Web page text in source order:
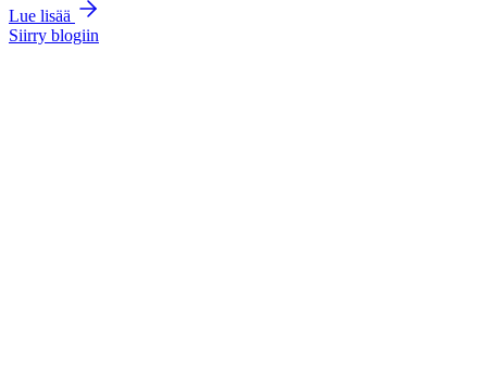
Lue lisää
Siirry blogiin